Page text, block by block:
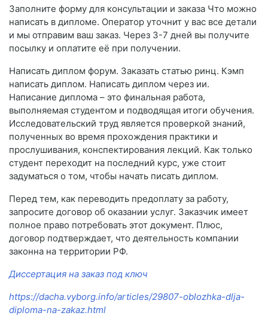
Заполните форму для консультации и заказа Что можно
написать в дипломе. Оператор уточнит у вас все детали
и мы отправим ваш заказ. Через 3-7 дней вы получите
посылку и оплатите её при получении.
Написать диплом форум. Заказать статью ринц. Кэмп
написать диплом. Написать диплом через ии.
Написание диплома – это финальная работа,
выполняемая студентом и подводящая итоги обучения.
Исследовательский труд является проверкой знаний,
полученных во время прохождения практики и
прослушивания, конспектирования лекций. Как только
студент переходит на последний курс, уже стоит
задуматься о том, чтобы начать писать диплом.
Перед тем, как переводить предоплату за работу,
запросите договор об оказании услуг. Заказчик имеет
полное право потребовать этот документ. Плюс,
договор подтверждает, что деятельность компании
законна на территории РФ.
Диссертация на заказ под ключ
https://dacha.vyborg.info/articles/29807-oblozhka-dlja-
diploma-na-zakaz.html